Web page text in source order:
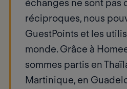
échanges ne sont
réciproques, nous
GuestPoints et les
monde. Grâce à
sommes partis en
Martinique, en